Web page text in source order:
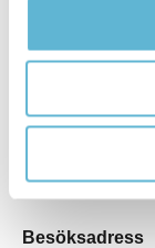
KONTAKT
Besöksadress